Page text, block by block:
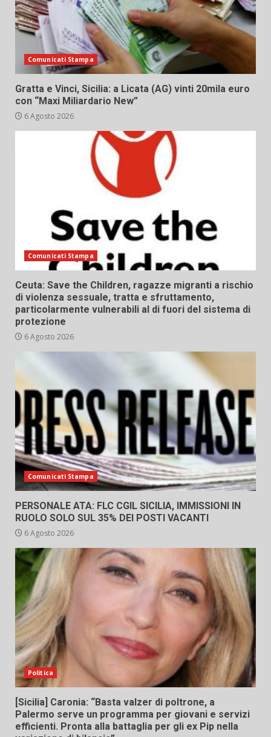
Comunicati Stampa
Gratta e Vinci, Sicilia: a Licata (AG) vinti 20mila euro
con “Maxi Miliardario New”
6 Agosto 2026
Comunicati Stampa
Ceuta: Save the Children, ragazze migranti a rischio
di violenza sessuale, tratta e sfruttamento,
particolarmente vulnerabili al di fuori del sistema di
protezione
6 Agosto 2026
Comunicati Stampa
PERSONALE ATA: FLC CGIL SICILIA, IMMISSIONI IN
RUOLO SOLO SUL 35% DEI POSTI VACANTI
6 Agosto 2026
Politica
[Sicilia] Caronia: “Basta valzer di poltrone, a
Palermo serve un programma per giovani e servizi
efficienti. Pronta alla battaglia per gli ex Pip nella